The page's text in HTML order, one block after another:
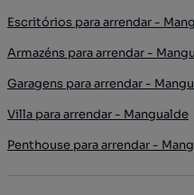
Escritórios para arrendar -
Armazéns para arrendar -
Garagens para arrendar -
Villa para arrendar - Mangualde
Penthouse para arrendar -